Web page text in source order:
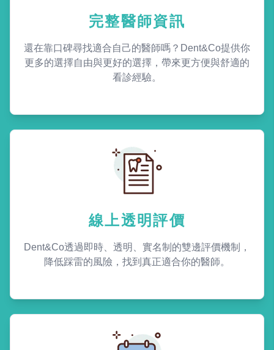
完整醫師資訊
還在靠口碑尋找適合自己的醫師嗎？Dent&Co提供你
更多的選擇自由與更好的選擇，帶來更方便與舒適的
看診經驗。
線上透明評價
Dent&Co透過即時、透明、實名制的雙邊評價機制，
降低踩雷的風險，找到真正適合你的醫師。